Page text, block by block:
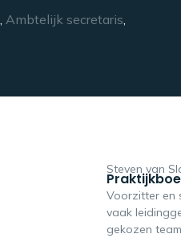
Ambtelijk secretaris
Steven van
Voorzitter en
vaak
gekozen